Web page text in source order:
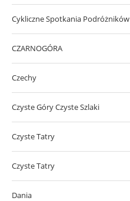
Cykliczne Spotkania Podróżników
CZARNOGÓRA
Czechy
Czyste Góry Czyste Szlaki
Czyste Tatry
Czyste Tatry
Dania